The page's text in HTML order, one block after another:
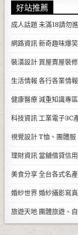
好站推薦
成人話題 未滿18請勿
網路資訊 新奇趣味爆
裝潢設計 買屋賣屋裝
生活情報 各行各業情
健康醫療 減重知識專區
科技資訊 工業電子3C
視覺設計 T恤、團體
理財資訊 當舖借貸信
美食分享 全台各式名
婚紗世界 婚紗攝影寫
旅遊天地 團體旅遊、